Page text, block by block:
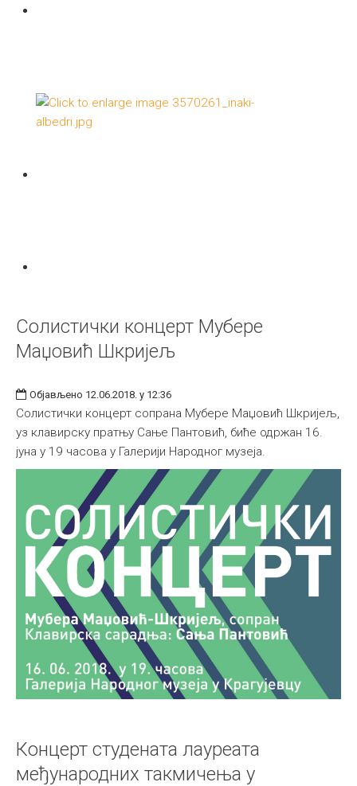
Солистички концерт Мубере
Маџовић Шкријељ
Објављено 12.06.2018. у 12:36
Солистички концерт сопрана Мубере Маџовић Шкријељ,
уз клавирску пратњу Сање Пантовић, биће одржан 16.
јуна у 19 часова у Галерији Народног музеја.
Концерт студената лауреата
међународних такмичења у